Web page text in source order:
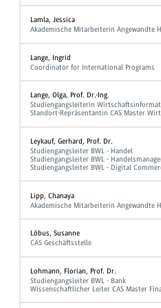
Lamla, Jessica
Akademische Mitarbeiterin Angewandte
Lange, Ingrid
Coordinator for International Programs
Lange, Olga, Prof. Dr.-Ing.
Studiengangsleiterin
Standort-Repräsentantin CAS Master
Leykauf, Gerhard, Prof. Dr.
Studiengangsleiter BWL - Handel
Studiengangsleiter BWL -
Studiengangsleiter BWL - Digital
Lipp, Chanaya
Akademische Mitarbeiterin Angewandte
Löbus, Susanne
CAS Geschäftsstelle
Lohmann, Florian, Prof. Dr.
Studiengangsleiter BWL - Bank
Wissenschaftlicher Leiter CAS Master